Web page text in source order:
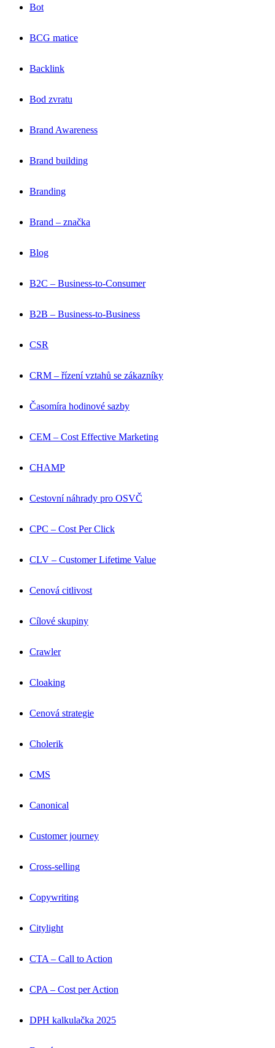
Bot
BCG matice
Backlink
Bod zvratu
Brand Awareness
Brand building
Branding
Brand – značka
Blog
B2C – Business-to-Consumer
B2B – Business-to-Business
CSR
CRM – řízení vztahů se zákazníky
Časomíra hodinové sazby
CEM – Cost Effective Marketing
CHAMP
Cestovní náhrady pro OSVČ
CPC – Cost Per Click
CLV – Customer Lifetime Value
Cenová citlivost
Cílové skupiny
Crawler
Cloaking
Cenová strategie
Cholerik
CMS
Canonical
Customer journey
Cross-selling
Copywriting
Citylight
CTA – Call to Action
CPA – Cost per Action
DPH kalkulačka 2025